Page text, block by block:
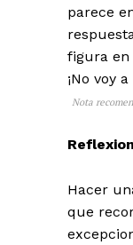
parece
figura en
¡No voy
Nota
Hacer
que